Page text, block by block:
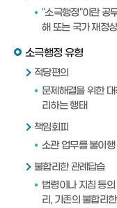
"소극행정"이란 공
해 또는 국가 재정
소극행정 유형
적당편의
문제해결을 위한
리하는 행태
책임회피
소관 업무를 불이
불합리한 관례답습
법령이나 지침 등
리, 기존의 불합리